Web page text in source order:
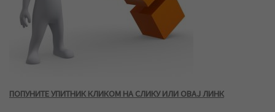
ПОПУНИТЕ УПИТНИК КЛИКОМ НА СЛИКУ ИЛИ ОВАЈ ЛИНК